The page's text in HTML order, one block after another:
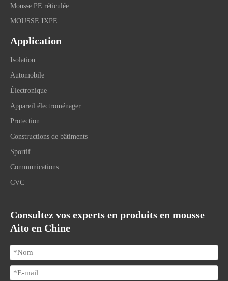
Mousse PE réticulée
MOUSSE IXPE
Application
Isolation
Automobile
Électronique
Appareil électroménager
Protection
Constructions de bâtiments
Sportif
Communications
CVC
Consultez vos experts en produits en mousse
Aito en Chine